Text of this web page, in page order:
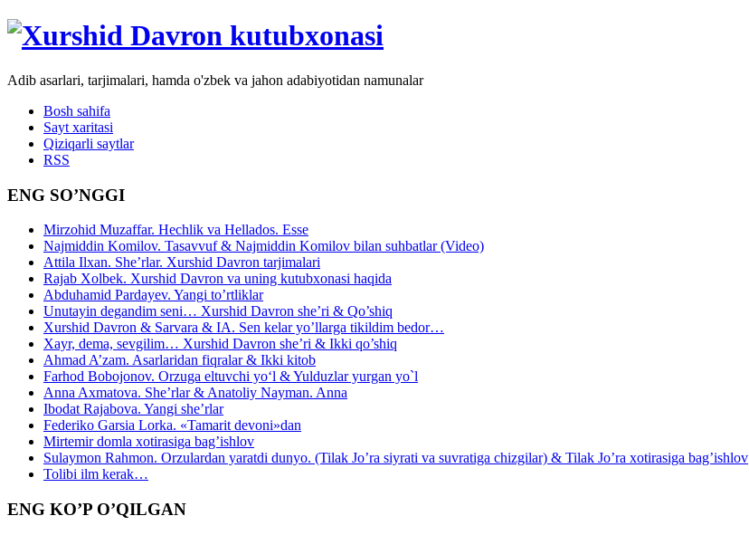
Adib asarlari, tarjimalari, hamda o'zbek va jahon adabiyotidan namunalar
Bosh sahifa
Sayt xaritasi
Qiziqarli saytlar
RSS
ENG SO’NGGI
Mirzohid Muzaffar. Hechlik va Hellados. Esse
Najmiddin Komilov. Tasavvuf & Najmiddin Komilov bilan suhbatlar (Video)
Attila Ilxan. She’rlar. Xurshid Davron tarjimalari
Rajab Xolbek. Xurshid Davron va uning kutubxonasi haqida
Abduhamid Pardayev. Yangi to’rtliklar
Unutayin degandim seni… Xurshid Davron she’ri & Qo’shiq
Xurshid Davron & Sarvara & IA. Sen kelar yo’llarga tikildim bedor…
Xayr, dema, sevgilim… Xurshid Davron she’ri & Ikki qo’shiq
Ahmad A’zam. Asarlaridan fiqralar & Ikki kitob
Farhod Bobojonov. Orzuga eltuvchi yo‘l & Yulduzlar yurgan yo`l
Anna Axmatova. She’rlar & Anatoliy Nayman. Anna
Ibodat Rajabova. Yangi she’rlar
Federiko Garsia Lorka. «Tamarit devoni»dan
Mirtemir domla xotirasiga bag’ishlov
Sulaymon Rahmon. Orzulardan yaratdi dunyo. (Tilak Jo’ra siyrati va suvratiga chizgilar) & Tilak Jo’ra xotirasiga bag’ishlov
Tolibi ilm kerak…
ENG KO’P O’QILGAN